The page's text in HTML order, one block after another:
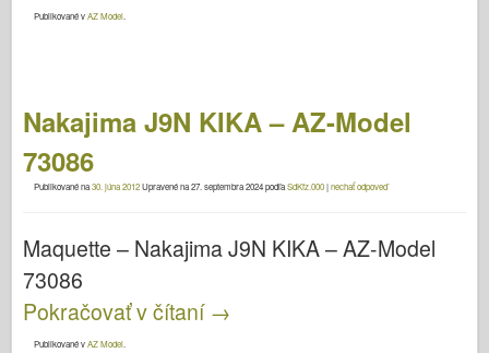
Publikované vAZ Model
Nakajima J9N KIKA – AZ-Model
73086
Publikované na30. júna 2012Upravené na27. septembra 2024podľaSdKfz.000|nechať odpoveď
Maquette – Nakajima J9N KIKA – AZ-Model
73086
Pokračovať v čítaní →
Publikované vAZ Model